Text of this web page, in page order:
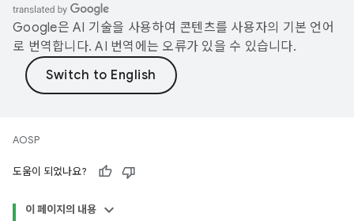
Google은 AI 기술을 사용하여 콘텐츠를 사용자의 기본 언어
로 번역합니다. AI 번역에는 오류가 있을 수 있습니다.
AOSP
도움이 되었나요?
이 페이지의 내용